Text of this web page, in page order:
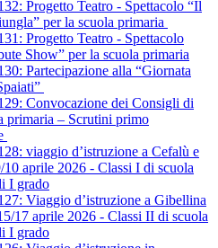
Progetto Teatro - Spettacolo “Il
per la scuola primaria
Progetto Teatro - Spettacolo
Show” per la scuola primaria
Partecipazione alla “Giornata
Convocazione dei Consigli di
primaria – Scrutini primo
viaggio d’istruzione a Cefalù e
aprile 2026 - Classi I di scuola
I grado
Viaggio d’istruzione a Gibellina
17 aprile 2026 - Classi II di scuola
I grado